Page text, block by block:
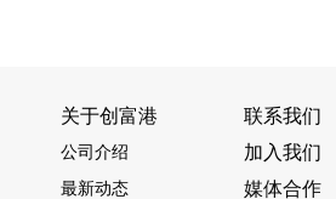
关于创富港
公司介绍
最新动态
联系我们
加入我们
媒体合作